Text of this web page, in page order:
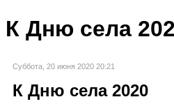
К Дню села
Суббота, 20 июня 2020 20:21
К Дню села 2020